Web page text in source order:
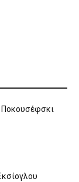
Ποκουσέφσκι